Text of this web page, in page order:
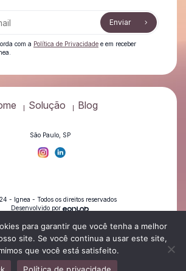
Enviar
com a Política de Privacidade e em receber
Solução Blog
São Paulo, SP
- Ignea - Todos os direitos reservados
Desenvolvido por
Política de privacidade
para garantir que você tenha a melhor
site. Se você continua a usar este site,
que você está satisfeito.
Política de privacidade